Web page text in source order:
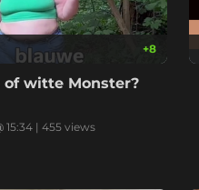
+8
of witte Monster?
15:34 | 455 views